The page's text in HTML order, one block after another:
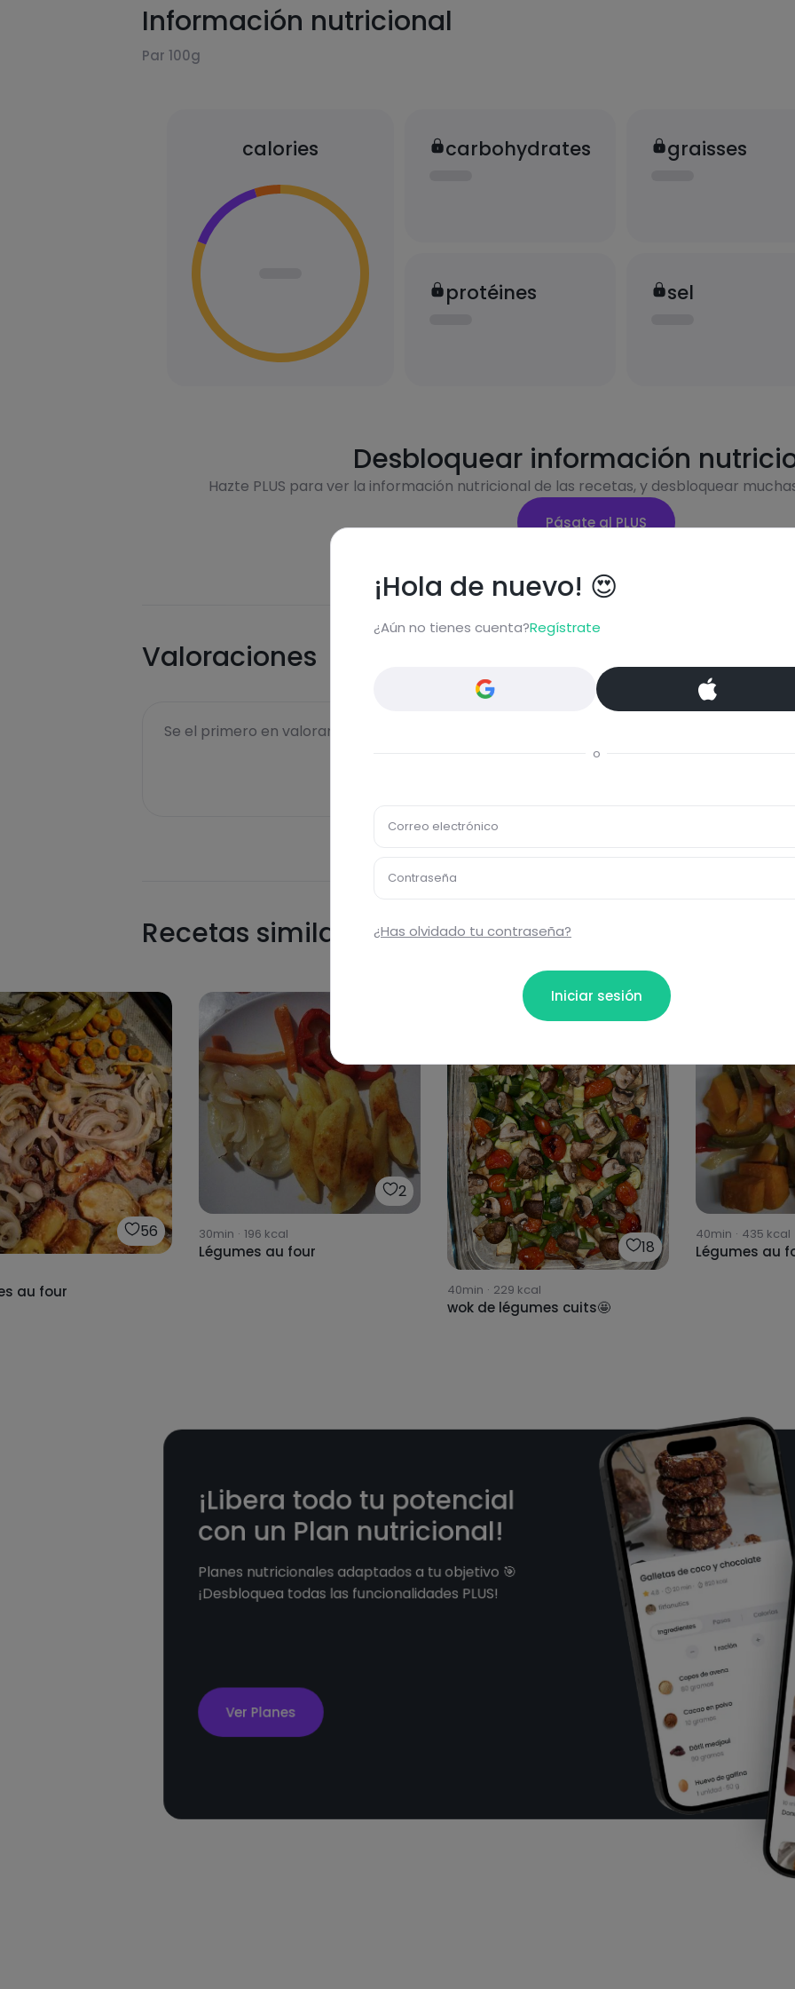
Información nutricional
Par 100g
calories carbohydrates
protéines
graisses
sel
Desbloquear información
Hazte PLUS para ver la información nutricional de las recetas, y desbloquear
Pásate al PLUS
Valoraciones
Se el primero en valorar esta receta...
Recetas similares
56
au four
2
30min · 196 kcal
Légumes au four 18
40min · 229 kcal
wok de légumes cuits🤩
40min · 435 kcal
Légumes au
¡Libera todo tu potencial
con un Plan nutricional!
Planes nutricionales adaptados a tu objetivo 🎯
¡Desbloquea todas las funcionalidades PLUS!
Ver Planes
¡Hola de nuevo! 😍
¿Aún no tienes cuenta?Regístrate
o
Correo electrónico
Contraseña
¿Has olvidado tu contraseña?
Iniciar sesión